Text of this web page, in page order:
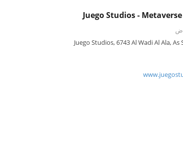
Juego Studios -
Juego Studios, 6743 Al Wadi Al Ala,